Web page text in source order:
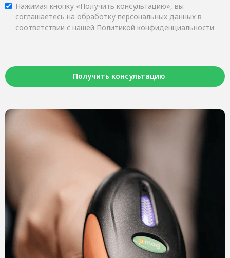
Нажимая кнопку «Получить консультацию», вы
соглашаетесь на обработку персональных данных в
соответствии с нашей Политикой конфиденциальности